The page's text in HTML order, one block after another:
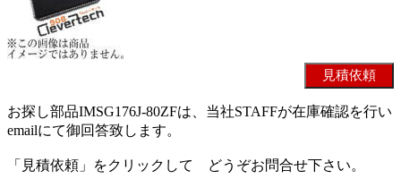
お探し部品IMSG176J-80ZFは、当社STAFFが在庫確認を行い
emailにて御回答致します。
「見積依頼」をクリックして どうぞお問合せ下さい。